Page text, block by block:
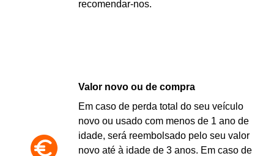
recomendar-nos.
Valor novo ou de compra
Em caso de perda total do seu veículo
novo ou usado com menos de 1 ano de
idade, será reembolsado pelo seu valor
novo até à idade de 3 anos. Em caso de